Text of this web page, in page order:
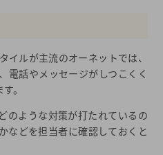
イルが主流のオーネットでは、
電話やメッセージがしつこくく
。
のような対策が打たれているの
などを担当者に確認しておくと